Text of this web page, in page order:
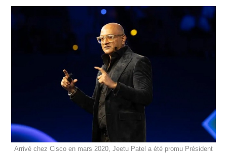
Arrivé chez Cisco en mars 2020, Jeetu Patel a été promu Président